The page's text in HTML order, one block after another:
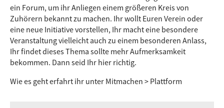
ein Forum, um ihr Anliegen einem größeren Kreis von
Zuhörern bekannt zu machen. Ihr wollt Euren Verein oder
eine neue Initiative vorstellen, Ihr macht eine besondere
Veranstaltung vielleicht auch zu einem besonderen Anlass,
Ihr findet dieses Thema sollte mehr Aufmerksamkeit
bekommen. Dann seid Ihr hier richtig.
Wie es geht erfahrt ihr unter Mitmachen > Plattform